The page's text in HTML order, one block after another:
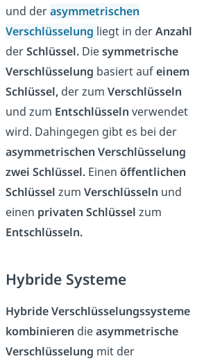
und derasymmetrischen
Verschlüsselung liegt in derAnzahl
derSchlüssel. Diesymmetrische
Verschlüsselung basiert aufeinem
Schlüssel, der zumVerschlüsseln
und zum Entschlüsseln verwendet
wird. Dahingegen gibt es bei der
asymmetrischen Verschlüsselung
zwei Schlüssel. Einenöffentlichen
Schlüssel zumVerschlüsseln und
einen privaten Schlüssel zum
Entschlüsseln.
Hybride Systeme
Hybride Verschlüsselungssysteme
kombinieren dieasymmetrische
Verschlüsselung mit der